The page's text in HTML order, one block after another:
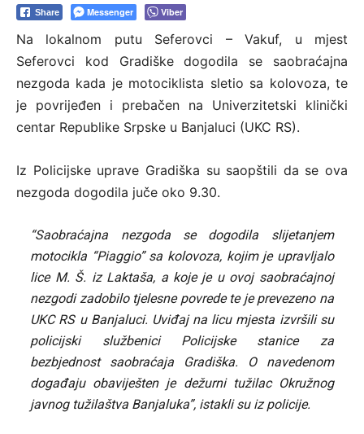
Share Messenger Viber
Na lokalnom putu Seferovci – Vakuf, u mjest
Seferovci kod Gradiške dogodila se saobraćajna
nezgoda kada je motociklista sletio sa kolovoza, te
je povrijeđen i prebačen na Univerzitetski klinički
centar Republike Srpske u Banjaluci (UKC RS).
Iz Policijske uprave Gradiška su saopštili da se ova
nezgoda dogodila juče oko 9.30.
“Saobraćajna nezgoda se dogodila slijetanjem
motocikla “Piaggio” sa kolovoza, kojim je upravljalo
lice M. Š. iz Laktaša, a koje je u ovoj saobraćajnoj
nezgodi zadobilo tjelesne povrede te je prevezeno na
UKC RS u Banjaluci. Uviđaj na licu mjesta izvršili su
policijski službenici Policijske stanice za
bezbjednost saobraćaja Gradiška. O navedenom
događaju obaviješten je dežurni tužilac Okružnog
javnog tužilaštva Banjaluka”, istakli su iz policije.